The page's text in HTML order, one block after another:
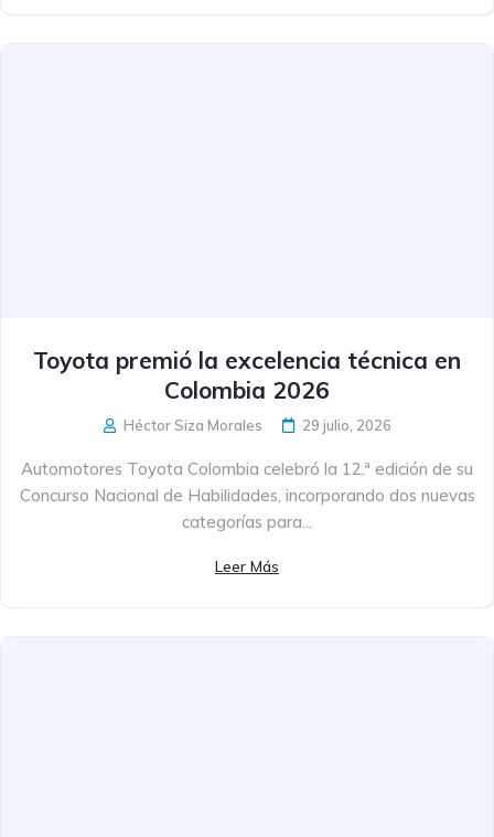
Toyota premió la excelencia técnica en
Colombia 2026
Héctor Siza Morales 29 julio, 2026
Automotores Toyota Colombia celebró la 12.ª edición de su
Concurso Nacional de Habilidades, incorporando dos nuevas
categorías para...
Leer Más